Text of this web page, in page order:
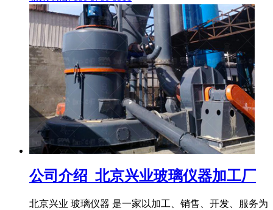
公司介绍_北京兴业玻璃仪器加工厂
北京兴业 玻璃仪器 是一家以加工、销售、开发、服务为